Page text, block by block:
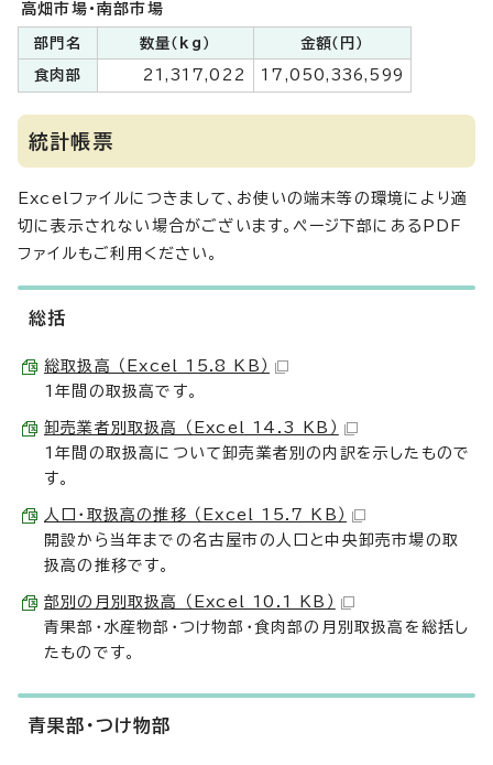
高畑市場・南部市場
部門名 数量（kg） 金額（円）
食肉部 21,317,022 17,050,336,599
統計帳票
Excelファイルにつきまして、お使いの端末等の環境により適
切に表示されない場合がございます。ページ下部にあるPDF
ファイルもご利用ください。
総括
総取扱高 （Excel 15.8 KB）
1年間の取扱高です。
卸売業者別取扱高 （Excel 14.3 KB）
1年間の取扱高について卸売業者別の内訳を示したもので
す。
人口・取扱高の推移 （Excel 15.7 KB）
開設から当年までの名古屋市の人口と中央卸売市場の取
扱高の推移です。
部別の月別取扱高 （Excel 10.1 KB）
青果部・水産物部・つけ物部・食肉部の月別取扱高を総括し
たものです。
青果部・つけ物部